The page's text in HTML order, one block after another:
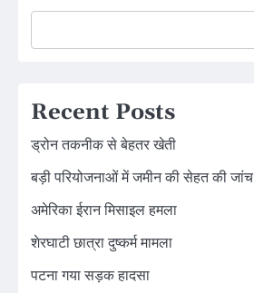
Recent Posts
ड्रोन तकनीक से बेहतर खेती
बड़ी परियोजनाओं में जमीन की सेहत की जांच
अमेरिका ईरान मिसाइल हमला
शेरघाटी छात्रा दुष्कर्म मामला
पटना गया सड़क हादसा